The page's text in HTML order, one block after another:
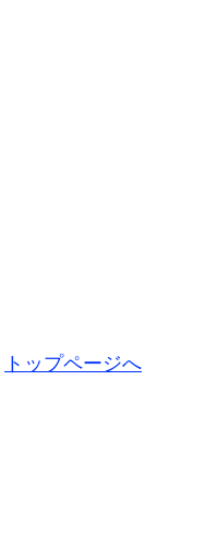
トップページへ